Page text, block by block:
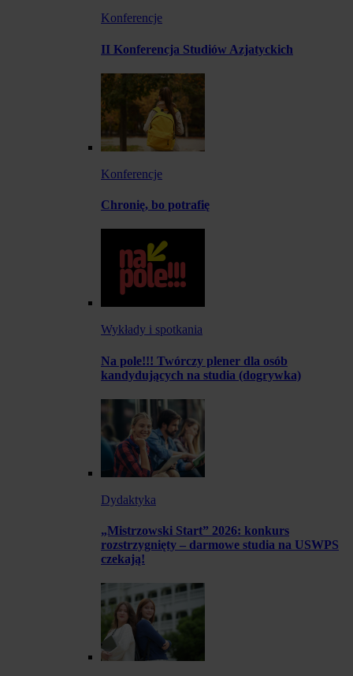
Konferencje
II Konferencja Studiów Azjatyckich
Konferencje
Chronię, bo potrafię
Wykłady i spotkania
Na pole!!! Twórczy plener dla osób
kandydujących na studia (dogrywka)
Dydaktyka
„Mistrzowski Start” 2026: konkurs
rozstrzygnięty – darmowe studia na USWPS
czekają!